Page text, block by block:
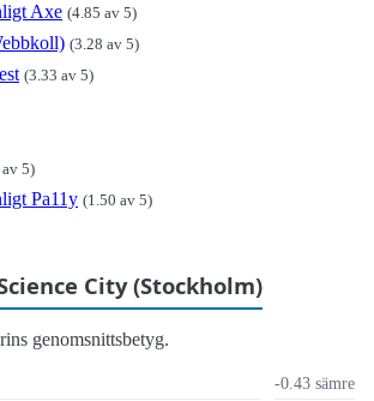
Axe (4.85 av 5)
(3.28 av 5)
(3.33 av 5)
5)
Pa11y (1.50 av 5)
City (Stockholm)
genomsnittsbetyg.
-0.43 sämre